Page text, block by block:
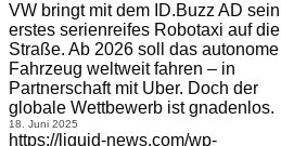
VW bringt mit dem ID.Buzz AD sein
erstes serienreifes Robotaxi auf die
Straße. Ab 2026 soll das autonome
Fahrzeug weltweit fahren – in
Partnerschaft mit Uber. Doch der
globale Wettbewerb ist gnadenlos.
18. Juni 2025
https://liquid-news.com/wp-